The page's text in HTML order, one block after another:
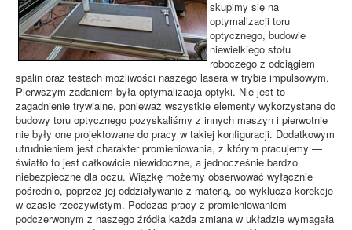
skupimy się na
optymalizacji toru
optycznego, budowie
niewielkiego stołu
roboczego z odciągiem
spalin oraz testach możliwości naszego lasera w trybie impulsowym.
Pierwszym zadaniem była optymalizacja optyki. Nie jest to
zagadnienie trywialne, ponieważ wszystkie elementy wykorzystane do
budowy toru optycznego pozyskaliśmy z innych maszyn i pierwotnie
nie były one projektowane do pracy w takiej konfiguracji. Dodatkowym
utrudnieniem jest charakter promieniowania, z którym pracujemy —
światło to jest całkowicie niewidoczne, a jednocześnie bardzo
niebezpieczne dla oczu. Wiązkę możemy obserwować wyłącznie
pośrednio, poprzez jej oddziaływanie z materią, co wyklucza korekcje
w czasie rzeczywistym. Podczas pracy z promieniowaniem
podczerwonym z naszego źródła każda zmiana w układzie wymagała